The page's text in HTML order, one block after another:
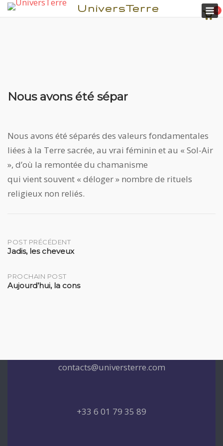
Aller
UniversTerre
Voir
0
Nous avons été sépar
Nous avons été séparés des valeurs fondamentales
liées à la Terre sacrée, au vrai féminin et au « Sol-Air
», d’où la remontée du chamanisme
qui vient souvent « déloger » nombre de rituels
religieux non reliés.
Post
POST PRÉCÉDENT
Jadis, les cheveux
PROCHAIN POST
Aujourd’hui, la cons
contacts@universterre.com
+33 6 01 79 35 89